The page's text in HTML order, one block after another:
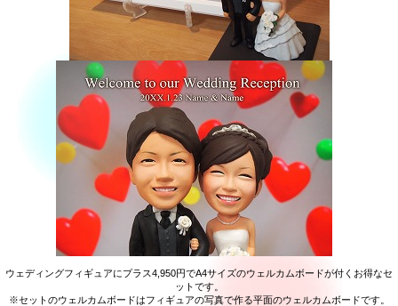
ウェディングフィギュアにプラス4,950円でA4サイズのウェルカムボードが付くお得なセ
ットです。
※セットのウェルカムボードはフィギュアの写真で作る平面のウェルカムボードです。